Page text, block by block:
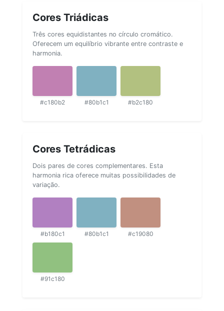
Cores Triádicas
Três cores equidistantes no círculo cromático.
Oferecem um equilíbrio vibrante entre contraste e
harmonia.
#c180b2 #80b1c1 #b2c180
Cores Tetrádicas
Dois pares de cores complementares. Esta
harmonia rica oferece muitas possibilidades de
variação.
#b180c1 #80b1c1 #c19080
#91c180